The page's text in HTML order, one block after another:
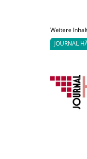
Weitere
JOURNAL